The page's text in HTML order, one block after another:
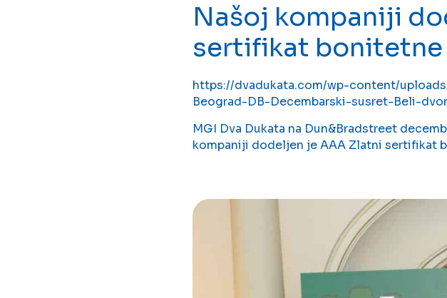
Našoj kompaniji
sertifikat bonitetne
https://dvadukata.com/wp-content/
Beograd-DB-Decembarski-susret-Beli-
MGI Dva Dukata na Dun&Bradstreet
kompaniji dodeljen je AAA Zlatni sertifikat